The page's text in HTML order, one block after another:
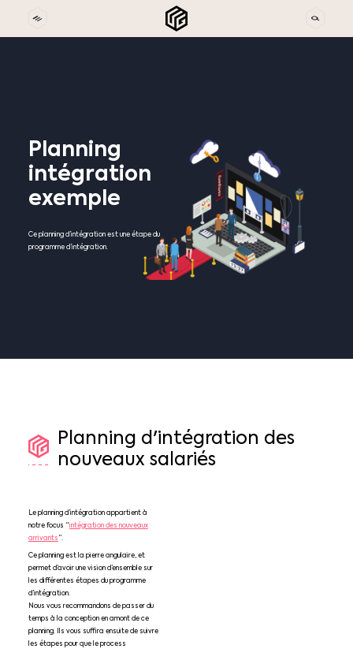
Planning
intégration
exemple
Ce planning d’intégration est une étape du
programme d’intégration.
Planning d'intégration des
nouveaux salariés
Le planning d’intégration appartient à
notre focus “intégration des nouveaux
arrivants”.
Ce planning est la pierre angulaire, et
permet d’avoir une vision d’ensemble sur
les différentes étapes du programme
d’intégration.
Nous vous recommandons de passer du
temps à la conception en amont de ce
planning. Ils vous suffira ensuite de suivre
les étapes pour que le process